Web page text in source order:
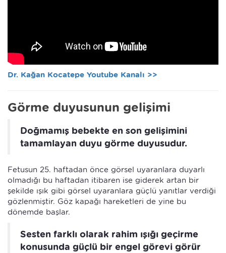
Dr. Kağan Kocatepe Youtube Kanalı >>
Görme duyusunun gelişimi
Doğmamış bebekte en son gelişimini
tamamlayan duyu görme duyusudur.
Fetusun 25. haftadan önce görsel uyaranlara duyarlı
olmadığı bu haftadan itibaren ise giderek artan bir
şekilde ışık gibi görsel uyaranlara güçlü yanıtlar verdiği
gözlenmiştir. Göz kapağı hareketleri de yine bu
dönemde başlar.
Sesten farklı olarak rahim ışığı geçirme
konusunda güçlü bir engel görevi görür